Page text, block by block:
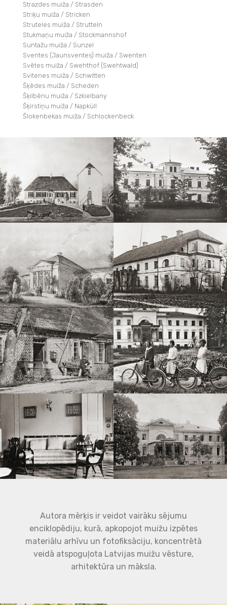
Strazdes muiža / Strasden
Striķu muiža / Stricken­
Struteles muiža / Strutteln
Stukmaņu muiža / Stockmannshof
Suntažu muiža / Sunzel
Sventes (Jaunsventes) muiža / Swenten
Svētes muiža / Swehthof (Swehtwald)
Svitenes muiža / Schwitten
Šķēdes muiža / Scheden
Šķilbēnu muiža / Szkielbany
Šķirstiņu muiža / Napküll
Šlokenbekas muiža / Schlockenbeck
Autora mērķis ir veidot vairāku sējumu
enciklopēdiju, kurā, apkopojot muižu izpētes
materiālu arhīvu un fotofiksāciju, koncentrētā
veidā atspoguļota Latvijas muižu vēsture,
arhitektūra un māksla.